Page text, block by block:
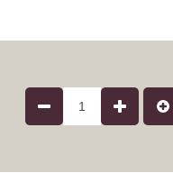
Sie hierdurch täglich
stromsparende
LED-
1